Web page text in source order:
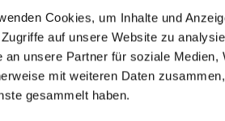
Cookies, um Inhalte und
auf unsere Website zu
an unsere Partner für soziale
mit weiteren Daten
gesammelt haben.